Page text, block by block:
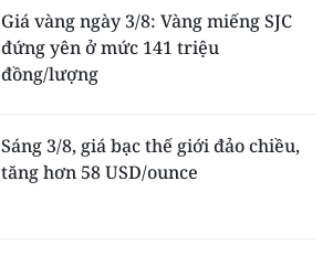
Giá vàng ngày 3/8: Vàng miếng SJC
đứng yên ở mức 141 triệu
đồng/lượng
Sáng 3/8, giá bạc thế giới đảo chiều,
tăng hơn 58 USD/ounce